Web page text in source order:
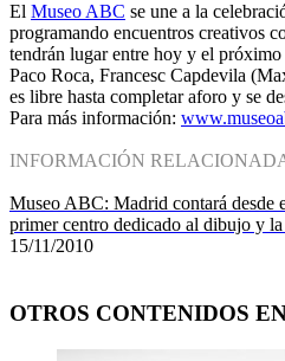
El Museo ABC se une a la
programando encuentros creativos
tendrán lugar entre hoy y el
Paco Roca, Francesc Capdevila
es libre hasta completar aforo y se
Para más información:
INFORMACIÓN
Museo ABC: Madrid contará desde
primer centro dedicado al dibujo y
15/11/2010
OTROS CONTENIDOS